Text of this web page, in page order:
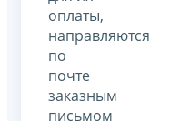
оплаты,
направляются
по
почте
заказным
письмом